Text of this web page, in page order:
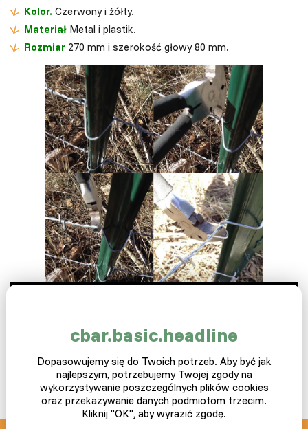
Kolor. Czerwony i żółty.
Materiał Metal i plastik.
Rozmiar 270 mm i szerokość głowy 80 mm.
cbar.basic.headline
Dopasowujemy się do Twoich potrzeb. Aby być jak
najlepszym, potrzebujemy Twojej zgody na
wykorzystywanie poszczególnych plików cookies
oraz przekazywanie danych podmiotom trzecim.
Kliknij "OK", aby wyrazić zgodę.